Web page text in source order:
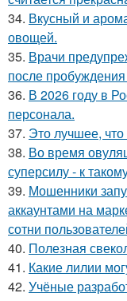
34. Вкусный и
овощей.
35. Врачи
после
36. В 2026 году в
персонала.
37. Это лучшее, что
38. Во время
суперсилу - к
39. Мошенники
аккаунтами на
сотни
40. Полезная
41. Какие лилии
42. Учёные